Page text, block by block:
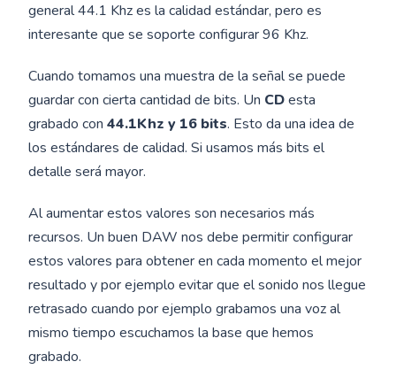
general 44.1 Khz es la calidad estándar, pero es
interesante que se soporte configurar 96 Khz.
Cuando tomamos una muestra de la señal se puede
guardar con cierta cantidad de bits. Un CDesta
grabado con44.1Khz y 16 bits. Esto da una idea de
los estándares de calidad. Si usamos más bits el
detalle será mayor.
Al aumentar estos valores son necesarios más
recursos. Un buen DAW nos debe permitir configurar
estos valores para obtener en cada momento el mejor
resultado y por ejemplo evitar que el sonido nos llegue
retrasado cuando por ejemplo grabamos una voz al
mismo tiempo escuchamos la base que hemos
grabado.